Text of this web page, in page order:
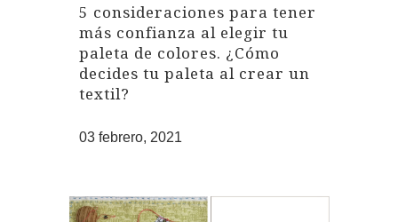
5 consideraciones para tener
más confianza al elegir tu
paleta de colores. ¿Cómo
decides tu paleta al crear un
textil?
03 febrero, 2021